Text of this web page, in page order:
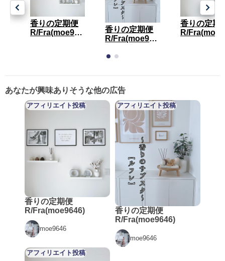
香りの定期便
R/Fra(moe9646)
香りの定期便
R/Fra(moe9646)
香りの定期
あなたが興味ありそうな他の広告
アフィリエイト投稿
香りの定期便
R/Fra(moe9646)
moe9646
アフィリエイト投稿
香りの定期便
R/Fra(moe9646)
moe9646
アフィリエイト投稿